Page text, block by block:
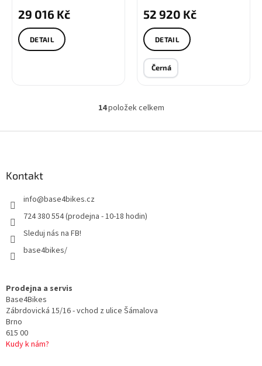
29 016 Kč
DETAIL
52 920 Kč
DETAIL
Černá
O
l
r
u
14položek celkem
Kontakt
info@base4bikes.cz
724 380 554 (prodejna - 10-18 hodin)
Sleduj nás na FB!
base4bikes/
Prodejna a servis
Base4Bikes
Zábrdovická 15/16 - vchod z ulice Šámalova
Brno
615 00
Kudy k nám?